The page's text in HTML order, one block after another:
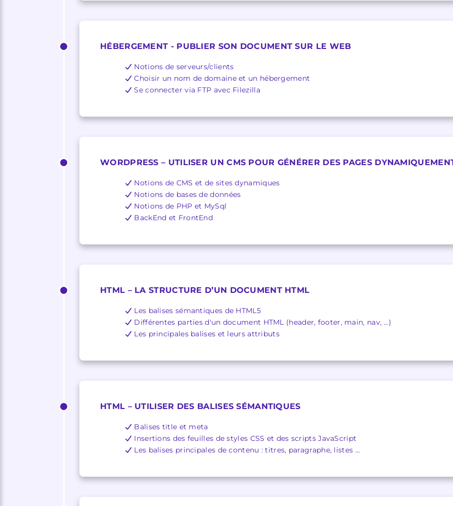
HÉBERGEMENT - PUBLIER SON DOCUMENT SUR LE WEB
Notions de serveurs/clients
Choisir un nom de domaine et un hébergement
Se connecter via FTP avec Filezilla
WORDPRESS – UTILISER UN CMS POUR GÉNÉRER DES PAGES
Notions de CMS et de sites dynamiques
Notions de bases de données
Notions de PHP et MySql
BackEnd et FrontEnd
HTML – LA STRUCTURE D’UN DOCUMENT HTML
Les balises sémantiques de HTML5
Différentes parties d'un document HTML (header, footer, main, nav, …)
Les principales balises et leurs attributs
HTML – UTILISER DES BALISES SÉMANTIQUES
Balises title et meta
Insertions des feuilles de styles CSS et des scripts JavaScript
Les balises principales de contenu : titres, paragraphe, listes ...